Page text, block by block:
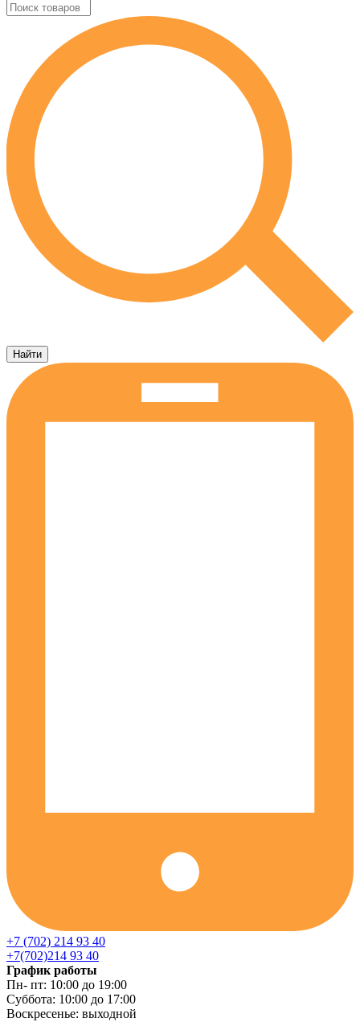
+7 (702) 214 93 40
+7(702)214 93 40
График работы
Пн- пт: 10:00 до 19:00
Суббота: 10:00 до 17:00
Воскресенье: выходной